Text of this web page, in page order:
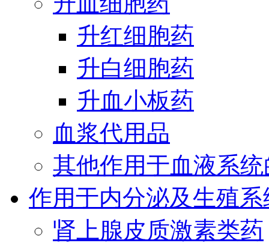
升红细胞药
升白细胞药
升血小板药
血浆代用品
其他作用于血液系
作用于内分泌及生殖
肾上腺皮质激素类药